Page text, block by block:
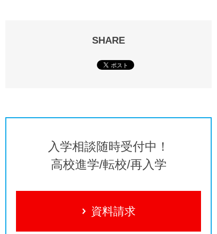
SHARE
入学相談随時受付中！
高校進学/転校/再入学
資料請求